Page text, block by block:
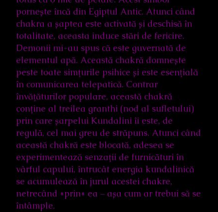
pornește încă din Egiptul Antic. Atunci când
chakra a șaptea este activată și deschisă în
totalitate, aceasta induce stări de fericire.
Demonii mi-au spus că este guvernată de
elementul apă. Această chakră domnește
peste toate simțurile psihice și este esențială
în comunicarea telepatică. Contrar
învățăturilor populare, această chakră
conține al treilea granthi (nod al sufletului)
prin care șarpelui Kundalini îi este, de
regulă, cel mai greu de străpuns. Atunci când
această chakră este blocată, adesea se
experimentează senzații de furnicături în
vârful capului, întrucât energia kundalinică
se acumulează în jurul acestei chakre,
netrecând *prin* ea – așa cum ar trebui să se
întâmple.